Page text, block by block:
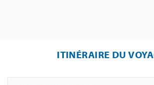
ITINÉRAIRE DU